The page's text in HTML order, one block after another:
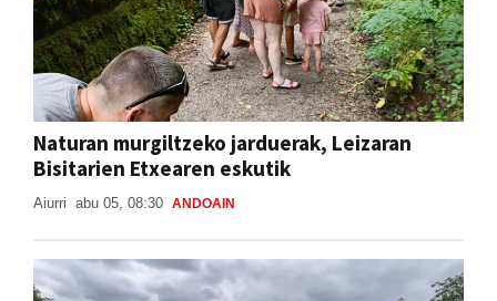
Naturan murgiltzeko jarduerak, Leizaran
Bisitarien Etxearen eskutik
Aiurri abu 05, 08:30 ANDOAIN